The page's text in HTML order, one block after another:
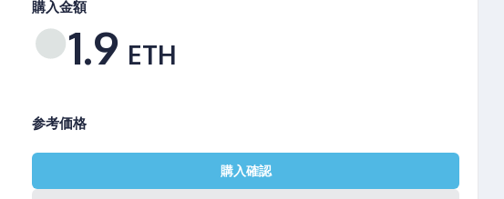
購入金額
1.9 ETH
参考価格
購入確認